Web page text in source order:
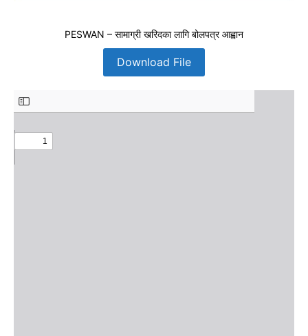
PESWAN – सामाग्री खरिदका लागि बोलपत्र आह्वान
Download File